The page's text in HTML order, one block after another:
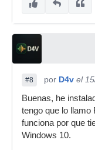
#8 por D4v el
Buenas, he
tengo que lo llamo
funciona por que
Windows 10.